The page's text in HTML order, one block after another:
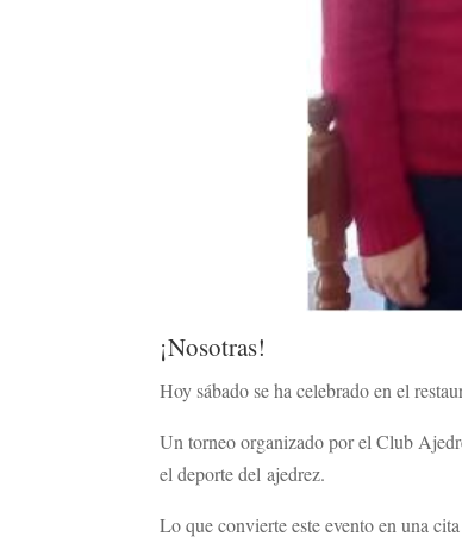
¡Nosotras!
Hoy sábado se ha celebrado en el
Un torneo organizado por el Club
el deporte del ajedrez.
Lo que convierte este evento en una